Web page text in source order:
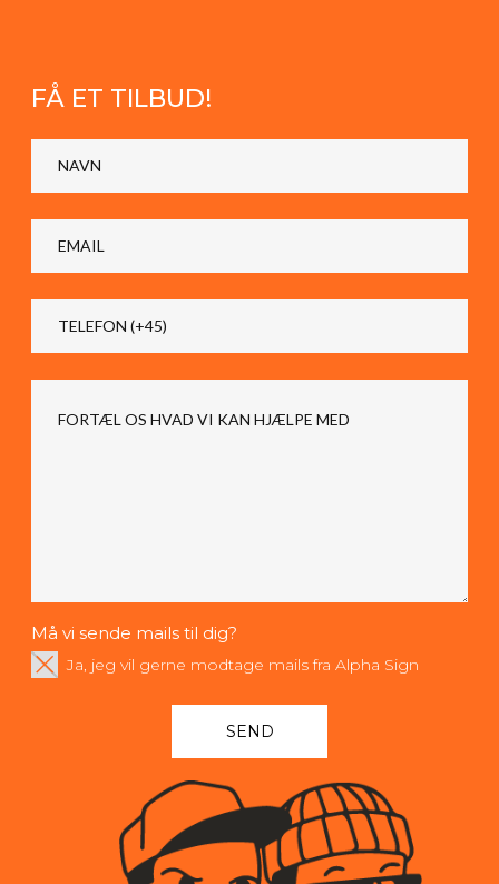
FÅ ET TILBUD!
Må vi sende mails til dig?
Ja, jeg vil gerne modtage mails fra Alpha Sign